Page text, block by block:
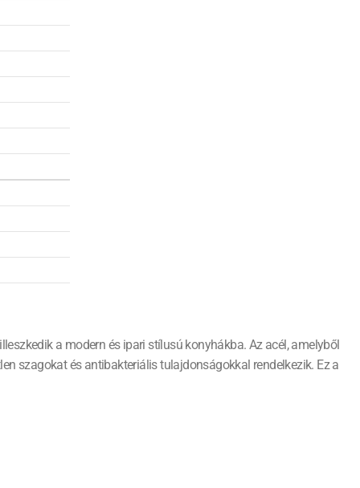
a modern és ipari stílusú konyhákba. Az acél, amelyből
szagokat és antibakteriális tulajdonságokkal rendelkezik. Ez a